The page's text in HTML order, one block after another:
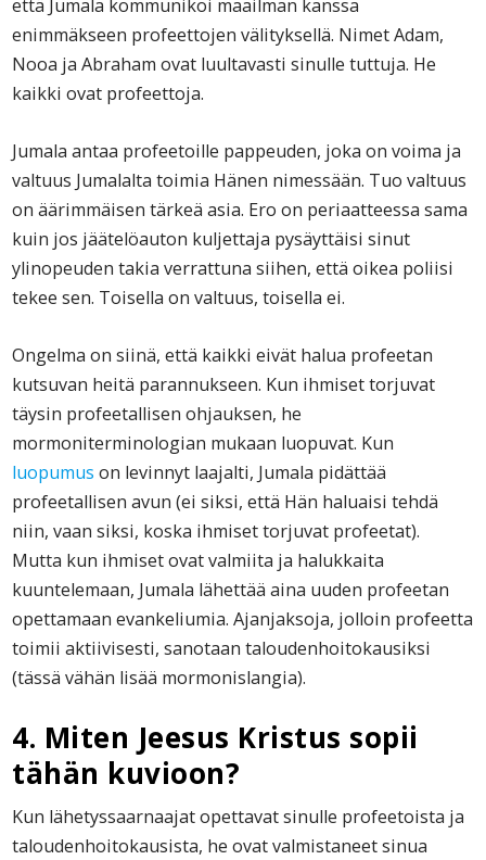
että Jumala kommunikoi maailman kanssa
enimmäkseen profeettojen välityksellä. Nimet Adam,
Nooa ja Abraham ovat luultavasti sinulle tuttuja. He
kaikki ovat profeettoja.
Jumala antaa profeetoille pappeuden, joka on voima ja
valtuus Jumalalta toimia Hänen nimessään. Tuo valtuus
on äärimmäisen tärkeä asia. Ero on periaatteessa sama
kuin jos jäätelöauton kuljettaja pysäyttäisi sinut
ylinopeuden takia verrattuna siihen, että oikea poliisi
tekee sen. Toisella on valtuus, toisella ei.
Ongelma on siinä, että kaikki eivät halua profeetan
kutsuvan heitä parannukseen. Kun ihmiset torjuvat
täysin profeetallisen ohjauksen, he
mormoniterminologian mukaan luopuvat. Kun
luopumus on levinnyt laajalti, Jumala pidättää
profeetallisen avun (ei siksi, että Hän haluaisi tehdä
niin, vaan siksi, koska ihmiset torjuvat profeetat).
Mutta kun ihmiset ovat valmiita ja halukkaita
kuuntelemaan, Jumala lähettää aina uuden profeetan
opettamaan evankeliumia. Ajanjaksoja, jolloin profeetta
toimii aktiivisesti, sanotaan taloudenhoitokausiksi
(tässä vähän lisää mormonislangia).
4. Miten Jeesus Kristus sopii
tähän kuvioon?
Kun lähetyssaarnaajat opettavat sinulle profeetoista ja
taloudenhoitokausista, he ovat valmistaneet sinua